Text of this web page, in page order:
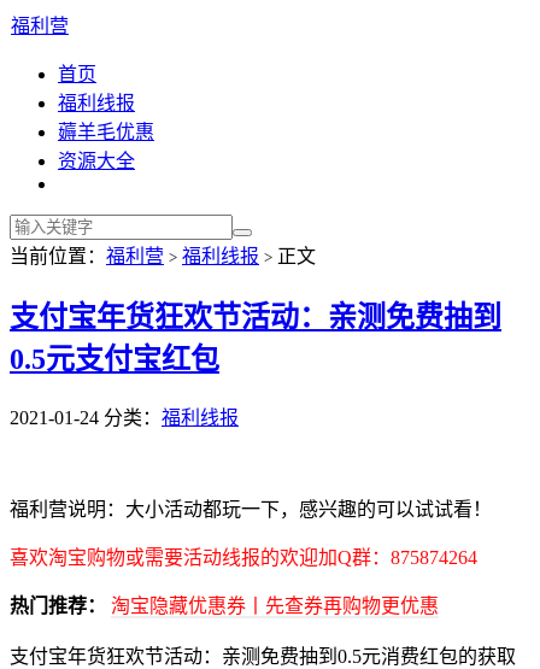
福利营
首页
福利线报
薅羊毛优惠
资源大全
当前位置： 福利营 > 福利线报 > 正文
支付宝年货狂欢节活动：亲测免费抽到
0.5元支付宝红包
2021-01-24 分类： 福利线报
福利营说明：大小活动都玩一下，感兴趣的可以试试看！
喜欢淘宝购物或需要活动线报的欢迎加Q群：875874264
热门推荐： 淘宝隐藏优惠券丨先查券再购物更优惠
支付宝年货狂欢节活动：亲测免费抽到0.5元消费红包的获取